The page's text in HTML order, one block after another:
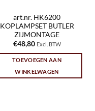
art.nr. HK6200
KOPLAMPSET BUTLER
ZIJMONTAGE
€48,80 Excl. BTW
TOEVOEGEN AAN
WINKELWAGEN